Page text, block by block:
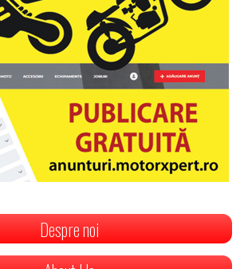
Despre noi